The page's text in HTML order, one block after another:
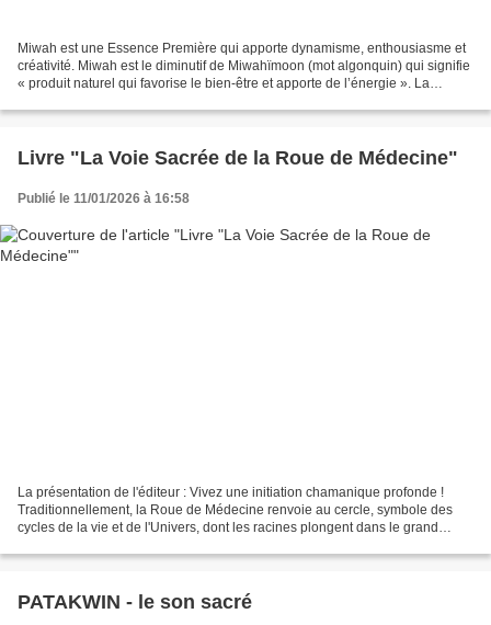
Miwah est une Essence Première qui apporte dynamisme, enthousiasme et
créativité. Miwah est le diminutif de Miwahïmoon (mot algonquin) qui signifie
« produit naturel qui favorise le bien-être et apporte de l’énergie ». La
Livre "La Voie Sacrée de la Roue de Médecine"
Publié le 11/01/2026 à 16:58
La présentation de l'éditeur : Vivez une initiation chamanique profonde !
Traditionnellement, la Roue de Médecine renvoie au cercle, symbole des
cycles de la vie et de l'Univers, dont les racines plongent dans le grand
PATAKWIN - le son sacré